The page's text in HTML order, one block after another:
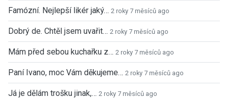
Famózní. Nejlepší likér jaký… 2 roky 7 měsíců ago
Dobrý de. Chtěl jsem uvařit… 2 roky 7 měsíců ago
Mám před sebou kuchařku z… 2 roky 7 měsíců ago
Paní Ivano, moc Vám děkujeme… 2 roky 7 měsíců ago
Já je dělám trošku jinak,… 2 roky 7 měsíců ago